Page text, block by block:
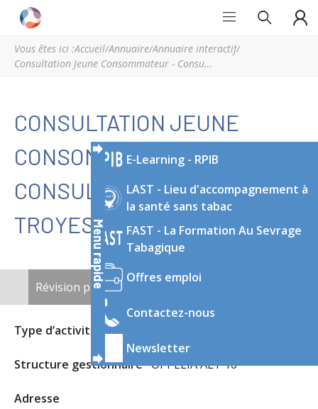
Est
Addictions
régional
de
en
addictologie
du
Est
Menu rapide
E-Learning - RPIB
LAST - Lieu d'accompagnement à
la santé sans tabac
FAST - La Formation Au Sevrage
Tabagique
Offres emploi
Contactez-nous
Newsletter
Vous êtes ici :Accueil/Annuaire/Annuaire interactif/
Consultation Jeune Consommateur - Consultation avancée de Troyes
CONSULTATION JEUNE
CONSOMMATEUR -
CONSULTATION AVANCÉE DE
TROYES
ONGLETS
PRINCIPAUX
Révision publiée (onglet actif)
Nouveau brouillon
Type d’activité Consultation Jeune Consommateur
Structure gestionnaire OPPELIA ALT 10
Adresse